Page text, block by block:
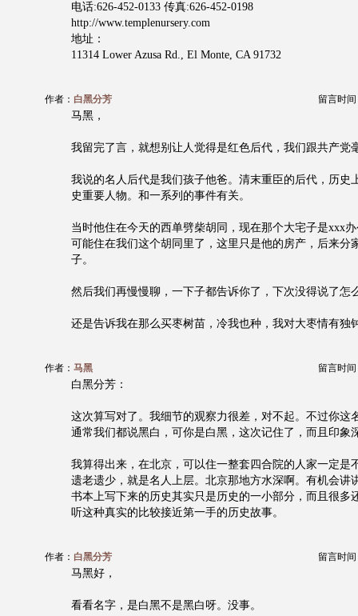
电话:626-452-0133 传真:626-452-0198
http://www.templenursery.com
地址：
11314 Lower Azusa Rd., El Monte, CA 91732
作者： 白黑分芳 留言时间
马黑，
我留完了言，就想别让人觉得是红色后代，我们跟共产党
我说的名人后代是我们孩子他爸。清末重臣的后代，历史
史重要人物。和一系列的事件有关。
当时他住在今天的西单劈柴胡同，现在那个大宅子是xxx
可能住在我们这个胡同里了，这里只是他的房产，后来分
子。
然后我们再慢慢聊，一下子都告诉你了，下次没得说了怎
还是告诉我在那么买枣树苗，冷我也种，我对大枣情有独
作者： 马黑 留言时间
白黑分芳：
这次算写对了。我细节的观察力很差，对不起。不过你这
通常我们都说黑白，可你是白黑，这次记住了，而且印象
我算得出来，在北京，可以住一整套四合院的人家一定是
遗老遗少，就是名人上层。北京那地方水深啊。有机会讲
书本上写下来的历史其实只是历史的一小部分，而且很多
听这种真实的比较接近第一手的历史故事。
作者： 白黑分芳 留言时间
马黑好，
看看名字，是白黑不是黑白呀。没事。